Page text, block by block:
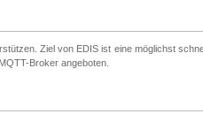
Ziel von EDIS ist eine möglichst
Broker angeboten.